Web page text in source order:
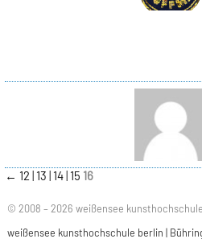
← 12 13 14 15 16
© 2008 – 2026 weißensee
weißensee kunsthochschule berlin |